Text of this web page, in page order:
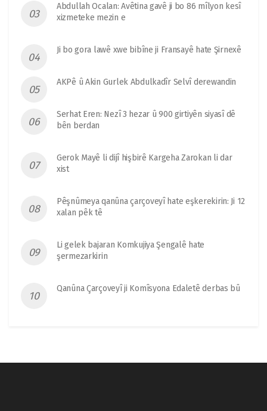
Abdullah Ocalan: Avêtina gavê ji bo 86 mîlyon kesî
xizmeteke mezin e
Ji bo gora lawê xwe bibîne ji Fransayê hate Şirnexê
AKPê û Akin Gurlek Abdulkadîr Selvî derewandin
Serhat Eren: Nezî 3 hezar û 900 girtiyên siyasî dê
bên berdan
Gerok Mayê li dijî hişbirê Kargeha Zarokan li dar
xist
Pêşnûmeya qanûna çarçoveyî hate eşkerekirin: Ji 12
xalan pêk tê
Li gelek bajaran Komkujiya Şengalê hate
şermezarkirin
Qanûna Çarçoveyî ji Komîsyona Edaletê derbas bû